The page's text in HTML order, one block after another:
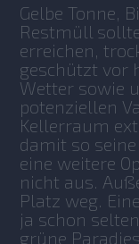
Gelbe Tonne,
Restmüll
erreichen,
geschützt vor
Wetter sowie
potenziellen
Kellerraum
damit so
eine weitere
nicht aus.
Platz weg.
ja schon
grüne